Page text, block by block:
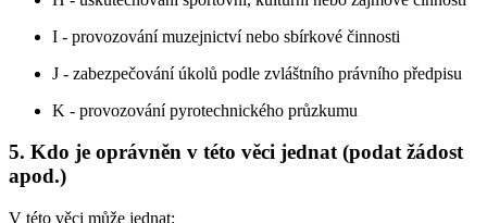
I - provozování muzejnictví nebo sbírkové činnosti
J - zabezpečování úkolů podle zvláštního právního předpisu
K - provozování pyrotechnického průzkumu
5. Kdo je oprávněn v této věci jednat (podat žádost
apod.)
V této věci může jednat: